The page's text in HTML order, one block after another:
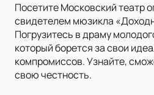
Посетите Московский театр
свидетелем мюзикла
Погрузитесь в драму
который борется за свои
компромиссов. Узнайте,
свою честность.